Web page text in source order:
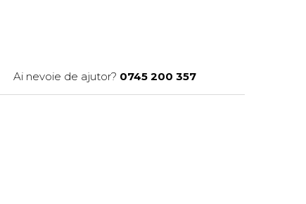
Ai nevoie de ajutor? 0745 200 357